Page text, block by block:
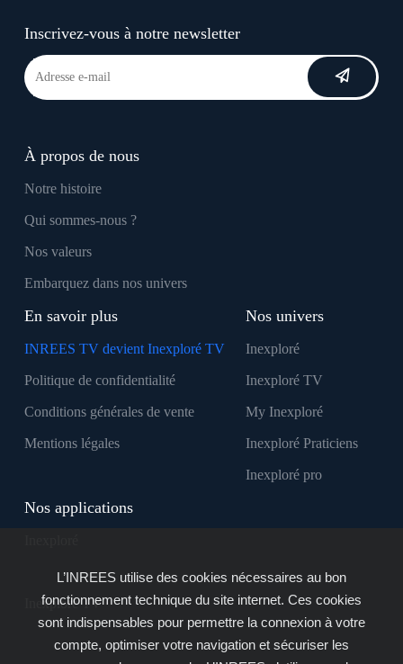
Inscrivez-vous à notre newsletter
À propos de nous
Notre histoire
Qui sommes-nous ?
Nos valeurs
Embarquez dans nos univers
En savoir plus
INREES TV devient Inexploré TV
Politique de confidentialité
Conditions générales de vente
Mentions légales
Nos univers
Inexploré
Inexploré TV
My Inexploré
Inexploré Praticiens
Inexploré pro
Nos applications
Inexploré TV
L’INREES utilise des cookies nécessaires au bon
fonctionnement technique du site internet. Ces cookies
sont indispensables pour permettre la connexion à votre
compte, optimiser votre navigation et sécuriser les